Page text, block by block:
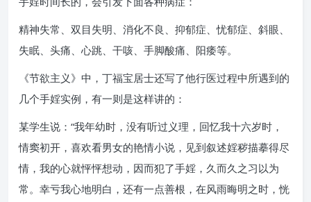
精神失常、双目失明、消化不良、抑郁症、忧郁症、斜眼、
失眠、头痛、心跳、干咳、手脚酸痛、阳痿等。
《节欲主义》中，丁福宝居士还写了他行医过程中所遇到的
几个手婬实例，有一则是这样讲的：
某学生说：“我年幼时，没有听过义理，回忆我十六岁时，
情窦初开，喜欢看男女的艳情小说，见到叙述婬秽描摹得尽
情，我的心就怦怦想动，因而犯了手婬，久而久之习以为
常。幸亏我心地明白，还有一点善根，在风雨晦明之时，恍